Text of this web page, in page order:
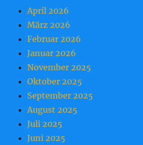
April 2026
März 2026
Februar 2026
Januar 2026
November 2025
Oktober 2025
September 2025
August 2025
Juli 2025
Juni 2025